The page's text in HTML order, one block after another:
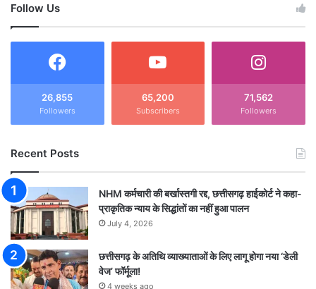
Follow Us
26,855
Followers
65,200
Subscribers
71,562
Followers
Recent Posts
NHM कर्मचारी की बर्खास्तगी रद्द, छत्तीसगढ़ हाईकोर्ट ने कहा-
प्राकृतिक न्याय के सिद्धांतों का नहीं हुआ पालन
July 4, 2026
छत्तीसगढ़ के अतिथि व्याख्याताओं के लिए लागू होगा नया ‘डेली
वेज’ फॉर्मूला!
4 weeks ago